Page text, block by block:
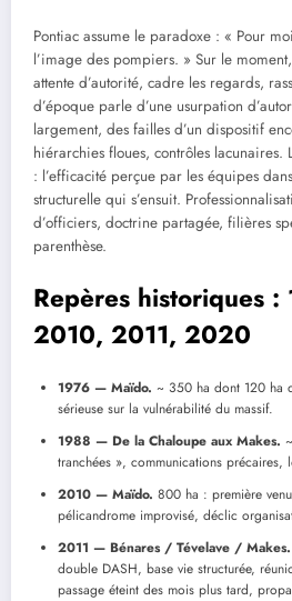
Pontiac assume le paradoxe : « Pour
l’image des pompiers. » Sur le
attente d’autorité, cadre les regards,
d’époque parle d’une usurpation
largement, des failles d’un dispositif
hiérarchies floues, contrôles lacunaires.
: l’efficacité perçue par les équipes
structurelle qui s’ensuit.
d’officiers, doctrine partagée, filières
parenthèse.
Repères historiques
2010, 2011, 2020
1976 — Maïdo. ~ 350 ha dont 120 ha
sérieuse sur la vulnérabilité du massif.
1988 — De la Chaloupe aux Makes.
tranchées », communications précaires,
2010 — Maïdo. 800 ha : première
pélicandrome improvisé, déclic
2011 — Bénares / Tévelave / Makes.
double DASH, base vie structurée,
passage éteint des mois plus tard,